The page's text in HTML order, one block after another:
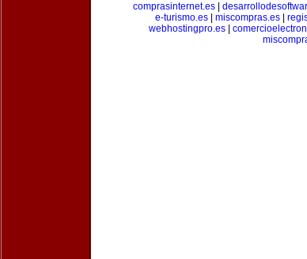
comprasinternet.es
e-turismo.es
miscompras.es
webhostingpro.es|